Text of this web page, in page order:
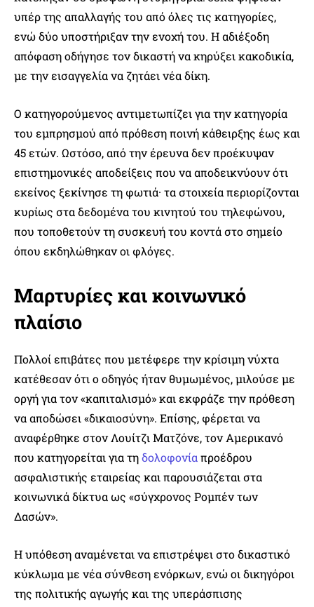
υπέρ της απαλλαγής του από όλες τις κατηγορίες,
ενώ δύο υποστήριξαν την ενοχή του. Η αδιέξοδη
απόφαση οδήγησε τον δικαστή να κηρύξει κακοδικία,
με την εισαγγελία να ζητάει νέα δίκη.
Ο κατηγορούμενος αντιμετωπίζει για την κατηγορία
του εμπρησμού από πρόθεση ποινή κάθειρξης έως και
45 ετών. Ωστόσο, από την έρευνα δεν προέκυψαν
επιστημονικές αποδείξεις που να αποδεικνύουν ότι
εκείνος ξεκίνησε τη φωτιά· τα στοιχεία περιορίζονται
κυρίως στα δεδομένα του κινητού του τηλεφώνου,
που τοποθετούν τη συσκευή του κοντά στο σημείο
όπου εκδηλώθηκαν οι φλόγες.
Μαρτυρίες και κοινωνικό
πλαίσιο
Πολλοί επιβάτες που μετέφερε την κρίσιμη νύχτα
κατέθεσαν ότι ο οδηγός ήταν θυμωμένος, μιλούσε με
οργή για τον «καπιταλισμό» και εκφράζε την πρόθεση
να αποδώσει «δικαιοσύνη». Επίσης, φέρεται να
αναφέρθηκε στον Λουίτζι Ματζόνε, τον Αμερικανό
που κατηγορείται για τηδολοφονίαπροέδρου
ασφαλιστικής εταιρείας και παρουσιάζεται στα
κοινωνικά δίκτυα ως «σύγχρονος Ρομπέν των
Δασών».
Η υπόθεση αναμένεται να επιστρέψει στο δικαστικό
κύκλωμα με νέα σύνθεση ενόρκων, ενώ οι δικηγόροι
της πολιτικής αγωγής και της υπεράσπισης